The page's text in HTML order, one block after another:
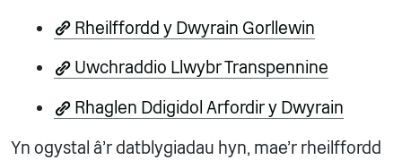
Rheilffordd y Dwyrain Gorllewin
Uwchraddio Llwybr Transpennine
Rhaglen Ddigidol Arfordir y Dwyrain
Yn ogystal â’r datblygiadau hyn, mae’r rheilffordd